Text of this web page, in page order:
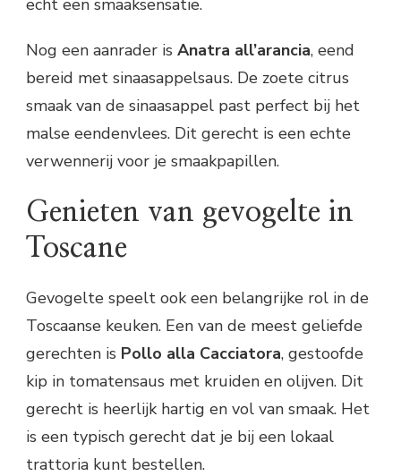
echt een smaaksensatie.
Nog een aanrader is Anatra all’arancia, eend
bereid met sinaasappelsaus. De zoete citrus
smaak van de sinaasappel past perfect bij het
malse eendenvlees. Dit gerecht is een echte
verwennerij voor je smaakpapillen.
Genieten van gevogelte in
Toscane
Gevogelte speelt ook een belangrijke rol in de
Toscaanse keuken. Een van de meest geliefde
gerechten is Pollo alla Cacciatora, gestoofde
kip in tomatensaus met kruiden en olijven. Dit
gerecht is heerlijk hartig en vol van smaak. Het
is een typisch gerecht dat je bij een lokaal
trattoria kunt bestellen.